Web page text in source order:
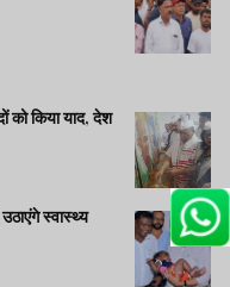
को किया याद, देश
स्वास्थ्य